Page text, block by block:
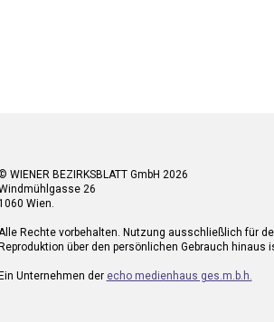
© WIENER BEZIRKSBLATT GmbH 2026
26
Wien.
Rechte vorbehalten. Nutzung ausschließlich für
Reproduktion über den persönlichen Gebrauch hinaus
Ein Unternehmen der echo medienhaus ges.m.b.h.